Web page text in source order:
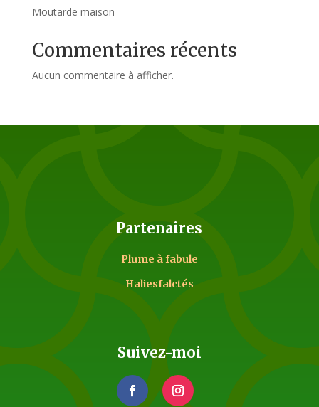
Moutarde maison
Commentaires récents
Aucun commentaire à afficher.
Partenaires
Plume à fabule
Haliesfalctés
Suivez-moi